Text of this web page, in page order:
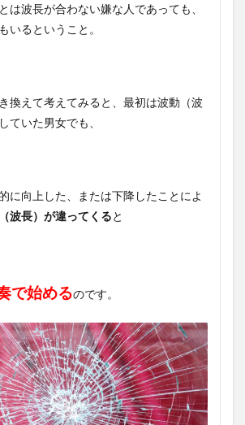
は波長が合わない嫌な人であっても、
いるということ。
換えて考えてみると、最初は波動（波
ていた男女でも、
に向上した、または下降したことによ
波長）が違ってくると
で始めるのです。